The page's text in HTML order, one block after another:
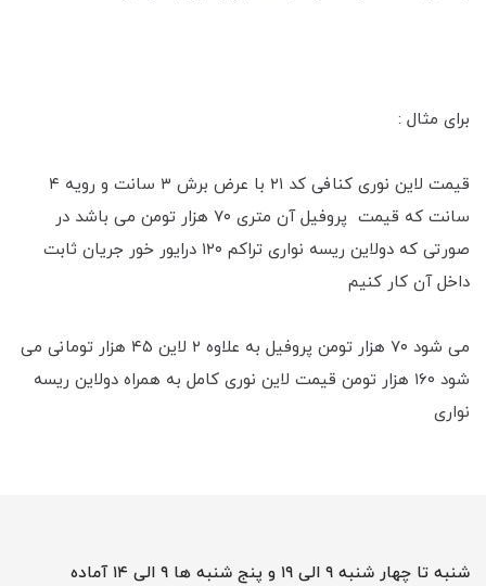
برای مثال :
قیمت لاین نوری کنافی کد ۲۱ با عرض برش ۳ سانت و رویه ۴
سانت که قیمت پروفیل آن متری ۷۰ هزار تومن می باشد در
صورتی که دو‌لاین ریسه نواری تراکم ۱۲۰ درایور خور جریان ثابت
داخل آن کار کنیم
می شود ۷۰ هزار تومن پروفیل به علاوه ۲ لاین ۴۵ هزار تومانی می
شود ۱۶۰ هزار تومن قیمت لاین نوری کامل به همراه دو‌لاین ریسه
نواری
شنبه تا چهار شنبه ۹ الی ۱۹ و پنج شنبه ها ۹ الی ۱۴ آماده